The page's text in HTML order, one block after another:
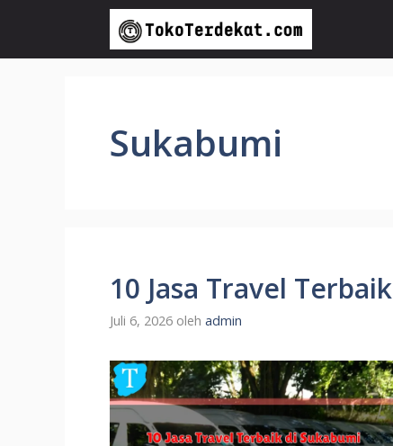
isi
Sukabumi
10 Jasa Travel
Juli 6, 2026 oleh admin